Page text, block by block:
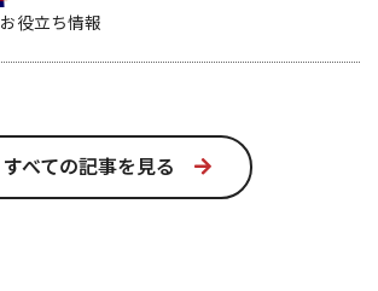
お役立ち情報
すべての記事を見る